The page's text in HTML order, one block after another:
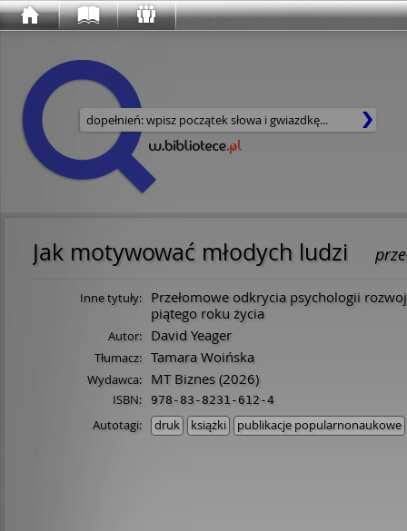
Wyszukaj w serwisie
Jak motywować młodych ludzi
Inne tytuły:
Przełomowe odkrycia psychologii
piątego roku życia
Autor: David Yeager
Tłumacz: Tamara Woińska
Wydawca: MT Biznes (2026)
ISBN: 978-83-8231-612-4
Autotagi: druk książki publikacje popularnonaukowe